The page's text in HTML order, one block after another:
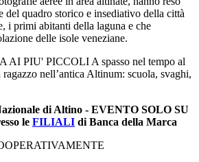
del quadro storico e insediativo della città
i primi abitanti della laguna e che
delle isole veneziane.
PIU' PICCOLI A spasso nel tempo al
nell’antica Altinum: scuola, svaghi,
di Altino - EVENTO SOLO SU
le FILIALI di Banca della Marca